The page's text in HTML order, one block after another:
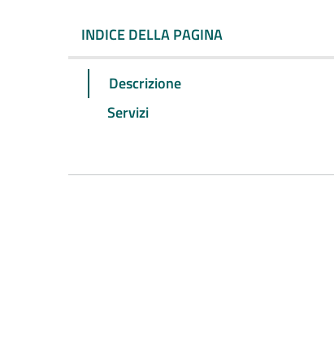
INDICE DELLA PAGINA
Descrizione
Servizi